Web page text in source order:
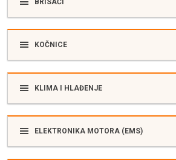
KOČNICE
KLIMA I HLAĐENJE
ELEKTRONIKA MOTORA (EMS)